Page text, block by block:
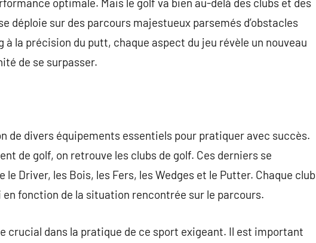
déploie sur des parcours majestueux parsemés d’obstacles
à la précision du putt, chaque aspect du jeu révèle un nouveau
de se surpasser.
de divers équipements essentiels pour pratiquer avec succès.
de golf, on retrouve les clubs de golf. Ces derniers se
Driver, les Bois, les Fers, les Wedges et le Putter. Chaque club
fonction de la situation rencontrée sur le parcours.
crucial dans la pratique de ce sport exigeant. Il est important